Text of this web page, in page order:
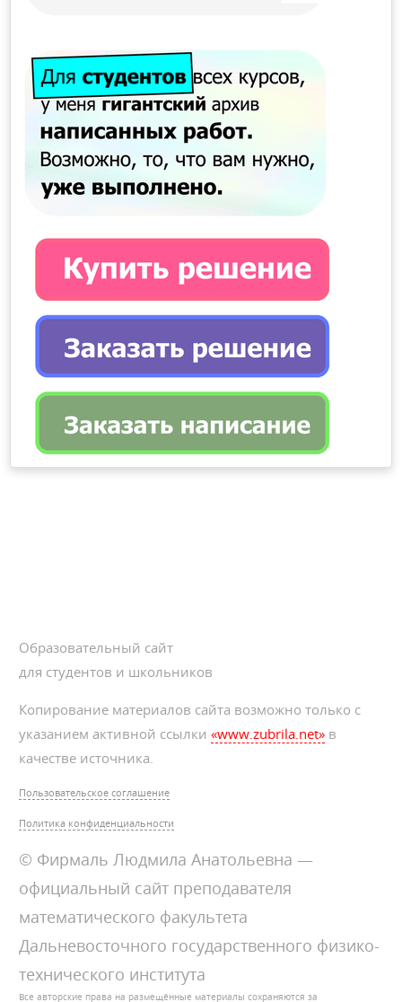
Образовательный сайт
для студентов и школьников
Копирование материалов сайта возможно только с
указанием активной ссылки«www.zubrila.net» в
качестве источника.
Пользовательское соглашение
Политика конфиденциальности
© Фирмаль Людмила Анатольевна —
официальный сайт преподавателя
математического факультета
Дальневосточного государственного физико-
технического института
Все авторские права на размещённые материалы сохраняются за